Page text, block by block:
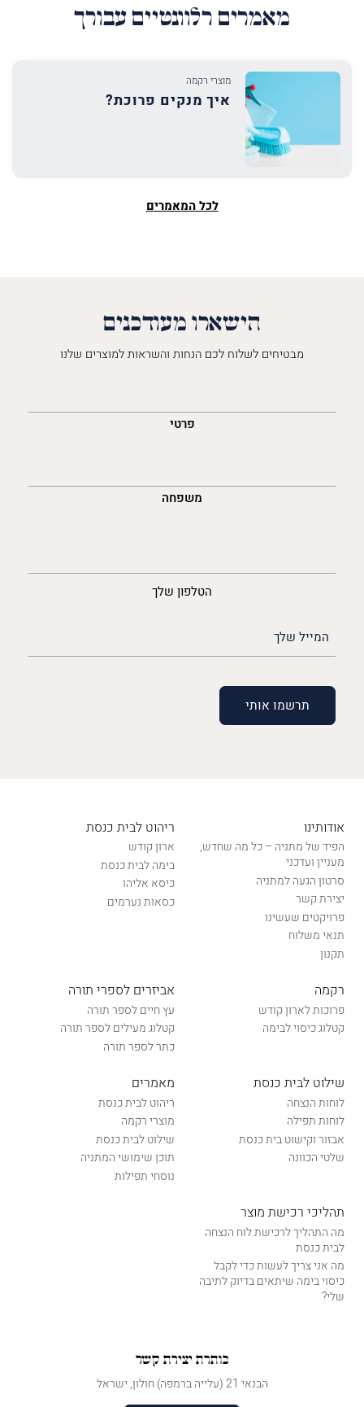
מאמרים רלוונטיים עבורך
מוצרי רקמה
איך מנקים פרוכת?
לכל המאמרים
הישארו מעודכנים
מבטיחים לשלוח לכם הנחות והשראות למוצרים שלנו
פרטי
משפחה
הטלפון שלך
(חובה)
אודותינו
הפיד של מתניה – כל מה שחדש,
מעניין ועדכני
סרטון הגעה למתניה
יצירת קשר
פרויקטים שעשינו
תנאי משלוח
תקנון
ריהוט לבית כנסת
ארון קודש
בימה לבית כנסת
כיסא אליהו
כסאות נערמים
רקמה
פרוכות לארון קודש
קטלוג כיסוי לבימה
אביזרים לספרי תורה
עץ חיים לספר תורה
קטלוג מעילים לספר תורה
כתר לספר תורה
שילוט לבית כנסת
לוחות הנצחה
לוחות תפילה
אבזור וקישוט בית כנסת
שלטי הכוונה
מאמרים
ריהוט לבית כנסת
מוצרי רקמה
שילוט לבית כנסת
תוכן שימושי המתניה
נוסחי תפילות
תהליכי רכישת מוצר
מה התהליך לרכישת לוח הנצחה
לבית כנסת
מה אני צריך לעשות כדי לקבל
כיסוי בימה שיתאים בדיוק לתיבה
שלי?
כותרת יצירת קשר
הבנאי 21 (עלייה ברמפה) חולון, ישראל